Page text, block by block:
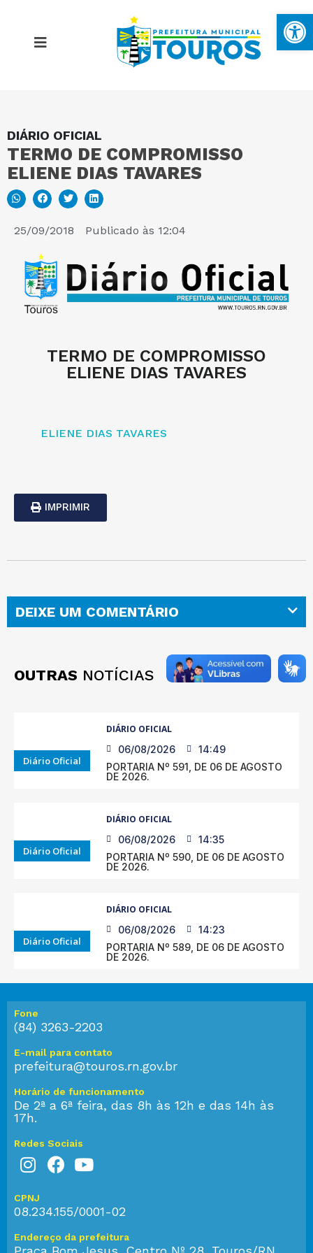
DIÁRIO OFICIAL
TERMO DE COMPROMISSO
ELIENE DIAS TAVARES
25/09/2018 Publicado às 12:04
TERMO DE COMPROMISSO
ELIENE DIAS TAVARES
ELIENE DIAS TAVARES
IMPRIMIR
DEIXE UM COMENTÁRIO
OUTRAS NOTÍCIAS
Diário Oficial
DIÁRIO OFICIAL
06/08/2026
14:49
PORTARIA Nº 591, DE 06 DE AGOSTO
DE 2026.
Diário Oficial
DIÁRIO OFICIAL
06/08/2026
14:35
PORTARIA Nº 590, DE 06 DE AGOSTO
DE 2026.
Diário Oficial
DIÁRIO OFICIAL
06/08/2026
14:23
PORTARIA Nº 589, DE 06 DE AGOSTO
DE 2026.
Fone
(84) 3263-2203
E-mail para contato
prefeitura@touros.rn.gov.br
Horário de funcionamento
De 2ª a 6ª feira, das 8h às 12h e das 14h às
17h.
Redes Sociais
CPNJ
08.234.155/0001-02
Endereço da prefeitura
MAPA DO SITE
PORTAL DA TRANSPARÊNCIA
E-SIC
PERGUNTAS FREQUENTES